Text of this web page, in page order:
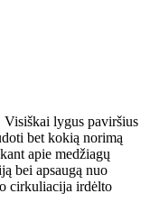
Visiškai lygus paviršius
bet kokią norimą
apie medžiagų
bei apsaugą nuo
cirkuliacija irdėlto